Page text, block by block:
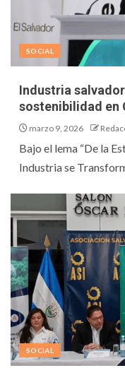
SOCIAL
Industria
sostenibilidad en
marzo 9, 2026
Bajo el lema “De la
Industria se
SOCIAL